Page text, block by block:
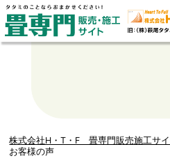
株式会社H・T・F 畳専門販売施工サイ
お客様の声